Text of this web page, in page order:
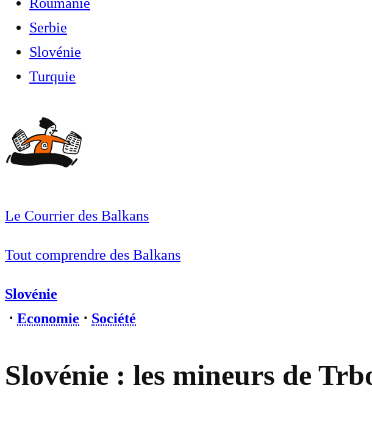
Serbie
Slovénie
Turquie
Le Courrier des Balkans
Tout comprendre des Balkans
Slovénie
⋅ Economie ⋅ Société
Slovénie : les mineurs de